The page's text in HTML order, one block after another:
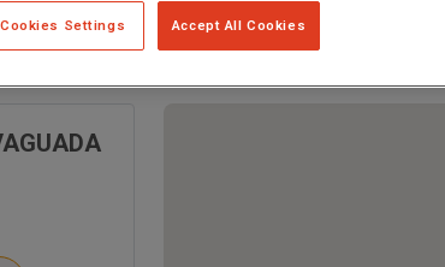
Accept All Cookies
Cookies Settings